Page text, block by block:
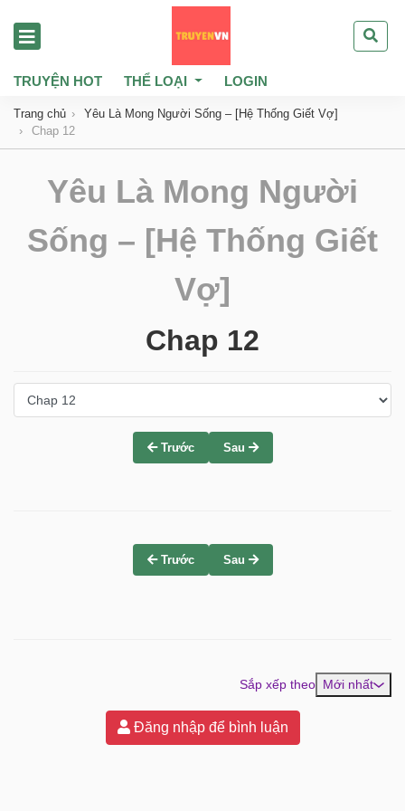
TRUYỆN HOT THỂ LOẠI LOGIN
Trang chủ
Yêu Là Mong Người Sống – [Hệ Thống Giết Vợ]
Chap 12
Yêu Là Mong Người
Sống – [Hệ Thống Giết
Vợ]
Chap 12
Trước Sau
Trước Sau
Sắp xếp theo Mới nhất
Đăng nhập để bình luận